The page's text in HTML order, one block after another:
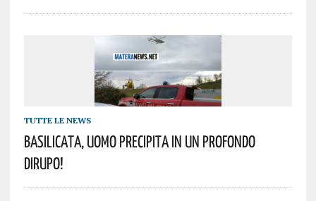
TUTTE LE NEWS
Basilicata, Uomo Precipita In Un Profondo
Dirupo!